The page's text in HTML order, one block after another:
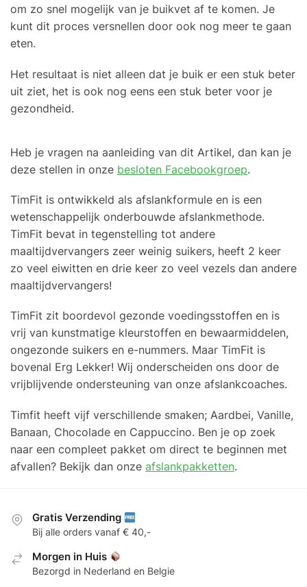
om zo snel mogelijk van je buikvet af te komen. Je
kunt dit proces versnellen door ook nog meer te gaan
eten.
Het resultaat is niet alleen dat je buik er een stuk beter
uit ziet, het is ook nog eens een stuk beter voor je
gezondheid.
Heb je vragen na aanleiding van dit Artikel, dan kan je
deze stellen in onze besloten Facebookgroep.
TimFit is ontwikkeld als afslankformule en is een
wetenschappelijk onderbouwde afslankmethode.
TimFit bevat in tegenstelling tot andere
maaltijdvervangers zeer weinig suikers, heeft 2 keer
zo veel eiwitten en drie keer zo veel vezels dan andere
maaltijdvervangers!
TimFit zit boordevol gezonde voedingsstoffen en is
vrij van kunstmatige kleurstoffen en bewaarmiddelen,
ongezonde suikers en e-nummers. Maar TimFit is
bovenal Erg Lekker! Wij onderscheiden ons door de
vrijblijvende ondersteuning van onze afslankcoaches.
Timfit heeft vijf verschillende smaken; Aardbei, Vanille,
Banaan, Chocolade en Cappuccino. Ben je op zoek
naar een compleet pakket om direct te beginnen met
afvallen? Bekijk dan onze afslankpakketten.
Gratis Verzending
Bij alle orders vanaf € 40,-
Morgen in Huis
Bezorgd in Nederland en Belgie